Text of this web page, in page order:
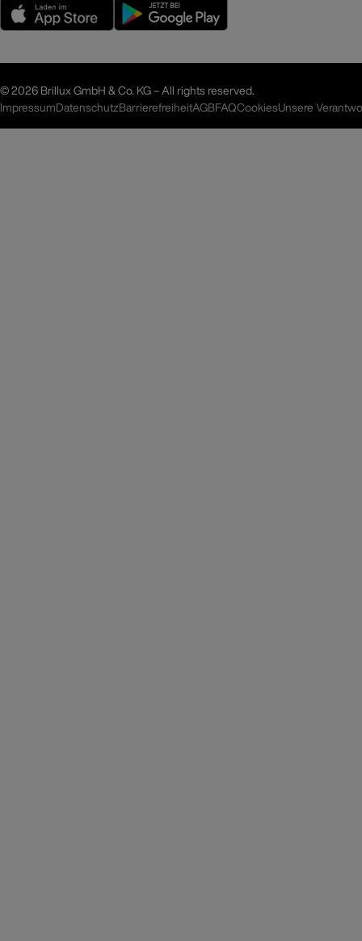
©2026 Brillux GmbH & Co. KG – All rights reserved.
ImpressumDatenschutzBarrierefreiheitAGBFAQCookiesUnsere